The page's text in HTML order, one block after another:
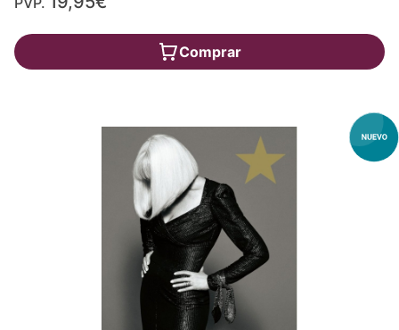
Comprar